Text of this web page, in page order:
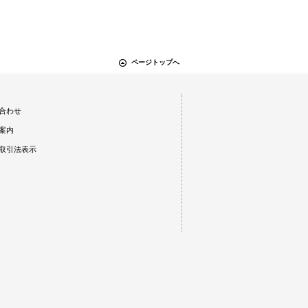
ページトップへ
わせ
内
引法表示